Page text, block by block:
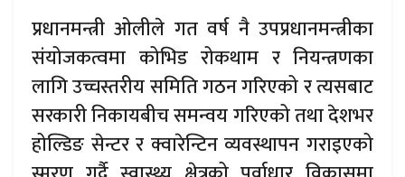
प्रधानमन्त्री ओलीले गत वर्ष नै उपप्रधानमन्त्रीका
संयोजकत्वमा कोभिड रोकथाम र नियन्त्रणका
लागि उच्चस्तरीय समिति गठन गरिएको र त्यसबाट
सरकारी निकायबीच समन्वय गरिएको तथा देशभर
होल्डिङ सेन्टर र क्वारेन्टिन व्यवस्थापन गराइएको